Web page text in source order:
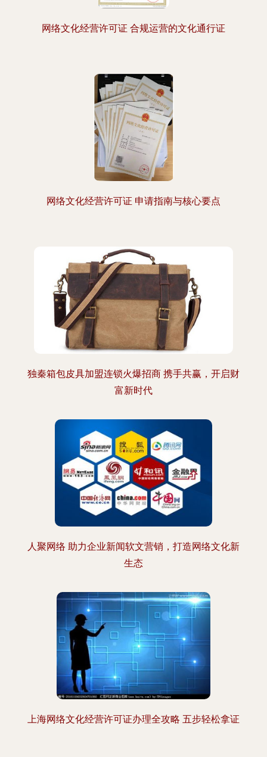
网络文化经营许可证 合规运营的文化通行证
网络文化经营许可证 申请指南与核心要点
独秦箱包皮具加盟连锁火爆招商 携手共赢，开启财
富新时代
人聚网络 助力企业新闻软文营销，打造网络文化新
生态
上海网络文化经营许可证办理全攻略 五步轻松拿证